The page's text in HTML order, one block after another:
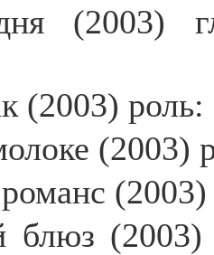
(2003)
(2003) роль:
(2003)
блюз